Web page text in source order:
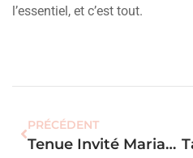
l’essentiel, et c’est tout.
PRÉCÉDENT
Tenue Invité Mariage Octobre : Les 7 Looks Élégants Et Chauds